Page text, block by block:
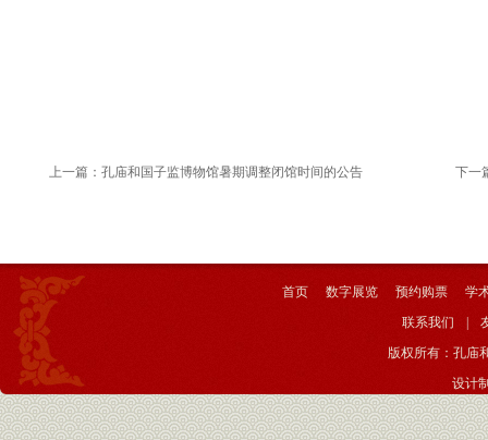
上一篇： 孔庙和国子监博物馆暑期调整闭馆时间的公告 下一
首页 数字展览 预约购票
学
联系我们
版权所有：孔庙
设计